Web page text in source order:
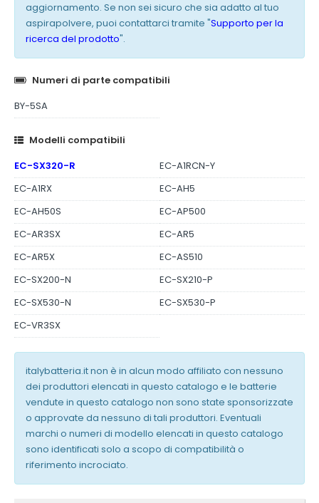
aggiornamento. Se non sei sicuro che sia adatto al tuo
aspirapolvere, puoi contattarci tramite "Supporto per la
ricerca del prodotto".
Numeri di parte compatibili
BY-5SA
Modelli compatibili
EC-SX320-R
EC-A1RCN-Y
EC-A1RX
EC-AH5
EC-AH50S
EC-AP500
EC-AR3SX
EC-AR5
EC-AR5X
EC-AS510
EC-SX200-N
EC-SX210-P
EC-SX530-N
EC-SX530-P
EC-VR3SX
italybatteria.it non è in alcun modo affiliato con nessuno
dei produttori elencati in questo catalogo e le batterie
vendute in questo catalogo non sono state sponsorizzate
o approvate da nessuno di tali produttori. Eventuali
marchi o numeri di modello elencati in questo catalogo
sono identificati solo a scopo di compatibilità o
riferimento incrociato.